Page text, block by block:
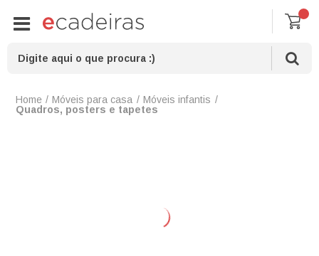
Móveis para casa
Móveis infantis
Quadros, posters e tapetes